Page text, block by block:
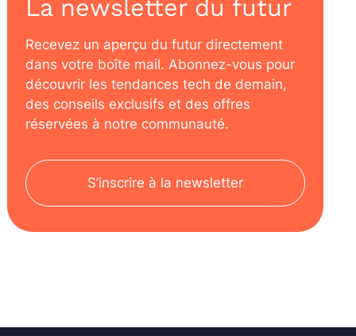
La newsletter du futur
Recevez un aperçu du futur directement
dans votre boîte mail. Abonnez-vous pour
découvrir les tendances tech de demain,
des conseils exclusifs et des offres
réservées à notre communauté.
S’inscrire à la newsletter